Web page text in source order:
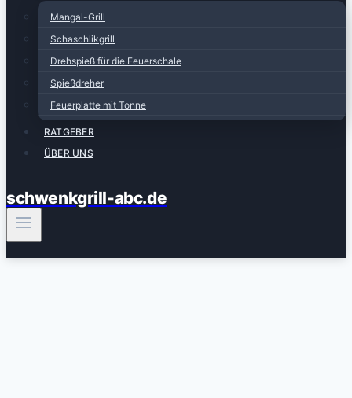
Mangal-Grill
Schaschlikgrill
Drehspieß für die Feuerschale
Spießdreher
Feuerplatte mit Tonne
RATGEBER
ÜBER UNS
schwenkgrill-abc.de